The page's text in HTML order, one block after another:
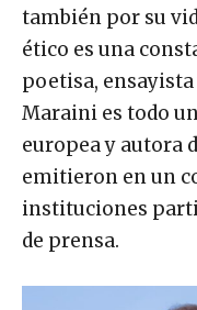
también por su
ético es una
poetisa,
Maraini es todo
europea y autora
emitieron en un
instituciones
de prensa.